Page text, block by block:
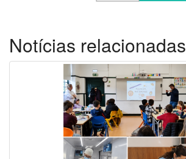
Notícias relacionadas